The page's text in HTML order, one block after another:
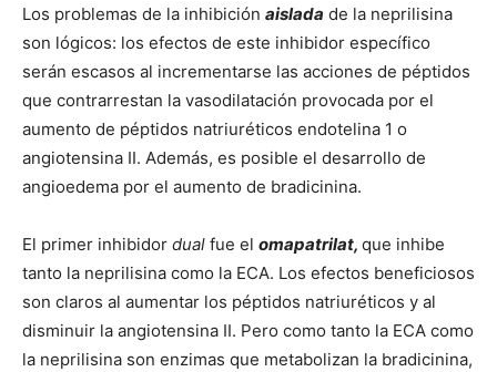
Los problemas de la inhibición aislada de la neprilisina
son lógicos: los efectos de este inhibidor específico
serán escasos al incrementarse las acciones de péptidos
que contrarrestan la vasodilatación provocada por el
aumento de péptidos natriuréticos endotelina 1 o
angiotensina II. Además, es posible el desarrollo de
angioedema por el aumento de bradicinina.
El primer inhibidor dual fue el omapatrilat, que inhibe
tanto la neprilisina como la ECA. Los efectos beneficiosos
son claros al aumentar los péptidos natriuréticos y al
disminuir la angiotensina II. Pero como tanto la ECA como
la neprilisina son enzimas que metabolizan la bradicinina,